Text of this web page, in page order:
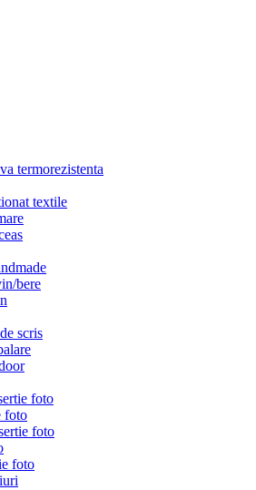
termorezistenta
textile
bere
scris
foto
foto
foto
foto